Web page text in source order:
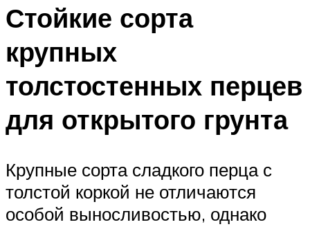
Стойкие сорта
крупных
толстостенных перцев
для открытого грунта
Крупные сорта сладкого перца с
толстой коркой не отличаются
особой выносливостью, однако